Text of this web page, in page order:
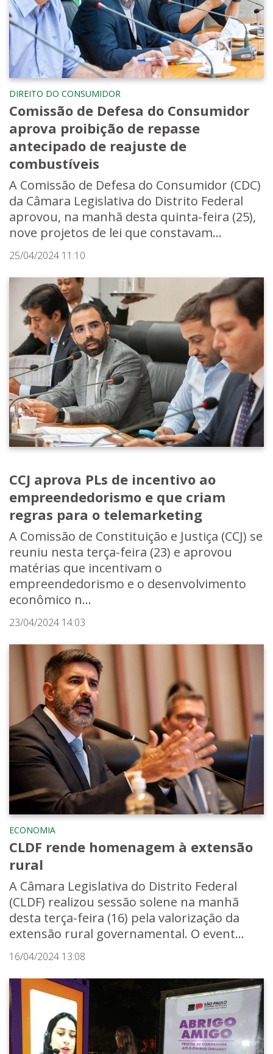
DIREITO DO CONSUMIDOR
Comissão de Defesa do Consumidor
aprova proibição de repasse
antecipado de reajuste de
combustíveis
A Comissão de Defesa do Consumidor (CDC)
da Câmara Legislativa do Distrito Federal
aprovou, na manhã desta quinta-feira (25),
nove projetos de lei que constavam...
25/04/2024 11:10
CCJ aprova PLs de incentivo ao
empreendedorismo e que criam
regras para o telemarketing
A Comissão de Constituição e Justiça (CCJ) se
reuniu nesta terça-feira (23) e aprovou
matérias que incentivam o
empreendedorismo e o desenvolvimento
econômico n...
23/04/2024 14:03
ECONOMIA
CLDF rende homenagem à extensão
rural
A Câmara Legislativa do Distrito Federal
(CLDF) realizou sessão solene na manhã
desta terça-feira (16) pela valorização da
extensão rural governamental. O event...
16/04/2024 13:08